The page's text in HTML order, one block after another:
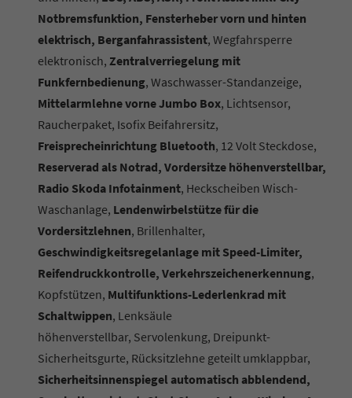
Notbremsfunktion, Fensterheber vorn und hinten
elektrisch, Berganfahrassistent, Wegfahrsperre
elektronisch, Zentralverriegelung mit
Funkfernbedienung, Waschwasser-Standanzeige,
Mittelarmlehne vorne Jumbo Box, Lichtsensor,
Raucherpaket, Isofix Beifahrersitz,
Freisprecheinrichtung Bluetooth, 12 Volt Steckdose,
Reserverad als Notrad, Vordersitze höhenverstellbar,
Radio Skoda Infotainment, Heckscheiben Wisch-
Waschanlage, Lendenwirbelstütze für die
Vordersitzlehnen, Brillenhalter,
Geschwindigkeitsregelanlage mit Speed-Limiter,
Reifendruckkontrolle, Verkehrszeichenerkennung,
Kopfstützen, Multifunktions-Lederlenkrad mit
Schaltwippen, Lenksäule
höhenverstellbar, Servolenkung, Dreipunkt-
Sicherheitsgurte, Rücksitzlehne geteilt umklappbar,
Sicherheitsinnenspiegel automatisch abblendend,